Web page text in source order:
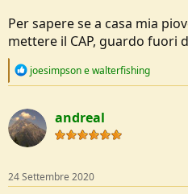
Per sapere se a casa mia
mettere il CAP, guardo fuori
R
c
t
i
o
s
:
joesimpsonewalterfishing
andreal
24 Settembre 2020